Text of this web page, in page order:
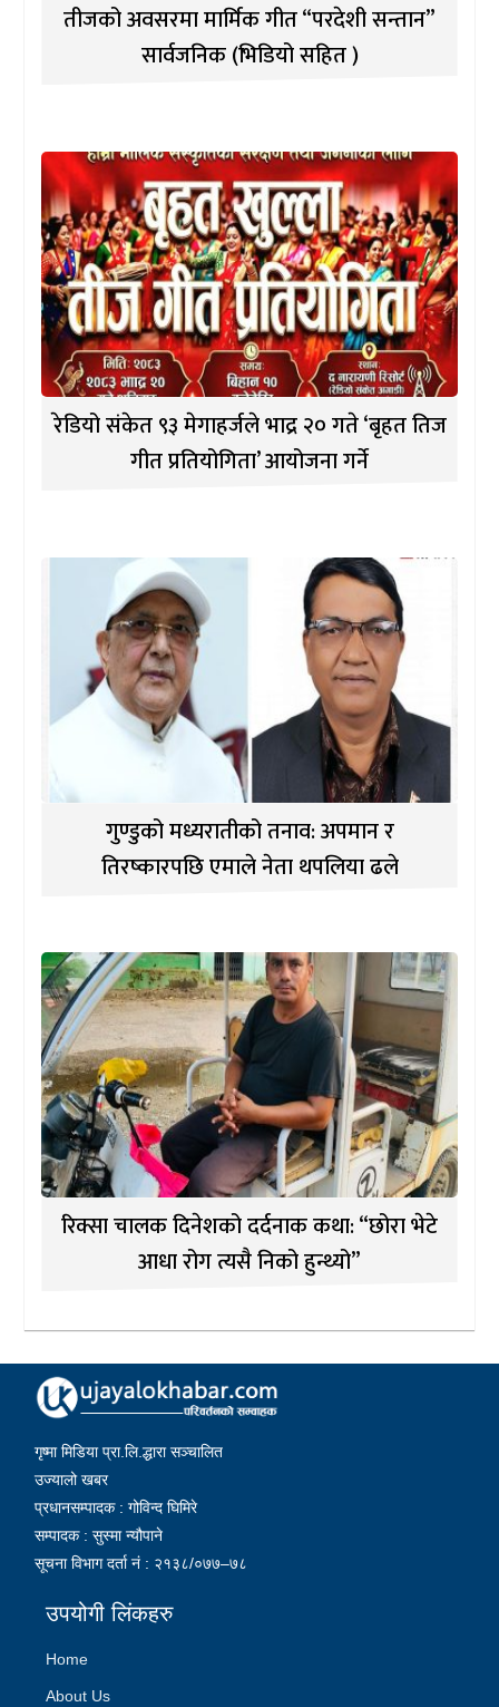
तीजको अवसरमा मार्मिक गीत “परदेशी सन्तान”
सार्वजनिक (भिडियो सहित )
रेडियो संकेत ९३ मेगाहर्जले भाद्र २० गते ‘बृहत तिज
गीत प्रतियोगिता’ आयोजना गर्ने
गुण्डुको मध्यरातीको तनाव: अपमान र
तिरष्कारपछि एमाले नेता थपलिया ढले
रिक्सा चालक दिनेशको दर्दनाक कथा: “छोरा भेटे
आधा रोग त्यसै निको हुन्थ्यो”
गृष्मा मिडिया प्रा.लि.द्धारा सञ्चालित
उज्यालो खबर
प्रधानसम्पादक : गोविन्द घिमिरे
सम्पादक : सुस्मा न्यौपाने
सूचना विभाग दर्ता नं : २१३८/०७७–७८
उपयोगी लिंकहरु
Home
About Us